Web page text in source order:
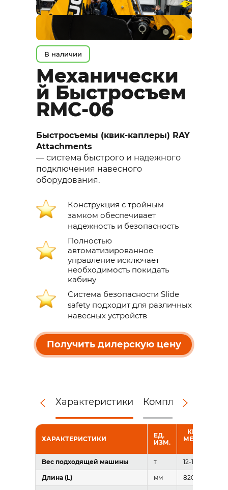
В наличии
Механически
й Быстросъем
RMC-06
Быстросъемы (квик-каплеры) RAY
Attachments
— система быстрого и надежного
подключения навесного
оборудования.
Конструкция с тройным
замком обеспечивает
надежность и безопасность
Полностью
автоматизированное
управление исключает
необходимость покидать
кабину
Система безопасности Slide
safety подходит для различных
навесных устройств
Получить дилерскую цену
Характеристики Комплектация
ХАРАКТЕРИСТИКИ
ЕД.
ИЗМ.
КВИК-
Вес подходящей машины т 12-18
Длина (L) мм 820